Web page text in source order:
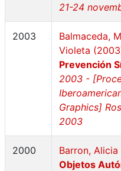
21-24
2003
Balmaceda,
Violeta
Prevención
2003 -
Graphics]
2003
2000 Barron,
Objetos